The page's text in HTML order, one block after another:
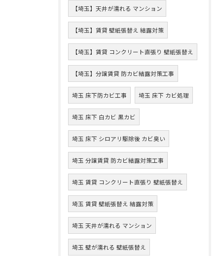
【埼玉】天井が濡れる マンション
【埼玉】賃貸 壁紙張替え 結露対策
【埼玉】賃貸 コンクリート直張り 壁紙張替え
【埼玉】分譲賃貸 防カビ結露対策工事
埼玉 床下防カビ工事 埼玉 床下 カビ処理
埼玉 床下 白カビ 黒カビ
埼玉 床下 シロアリ駆除後 カビ臭い
埼玉 分譲賃貸 防カビ結露対策工事
埼玉 賃貸 コンクリート直張り 壁紙張替え
埼玉 賃貸 壁紙張替え 結露対策
埼玉 天井が濡れる マンション
埼玉 壁が濡れる 壁紙張替え